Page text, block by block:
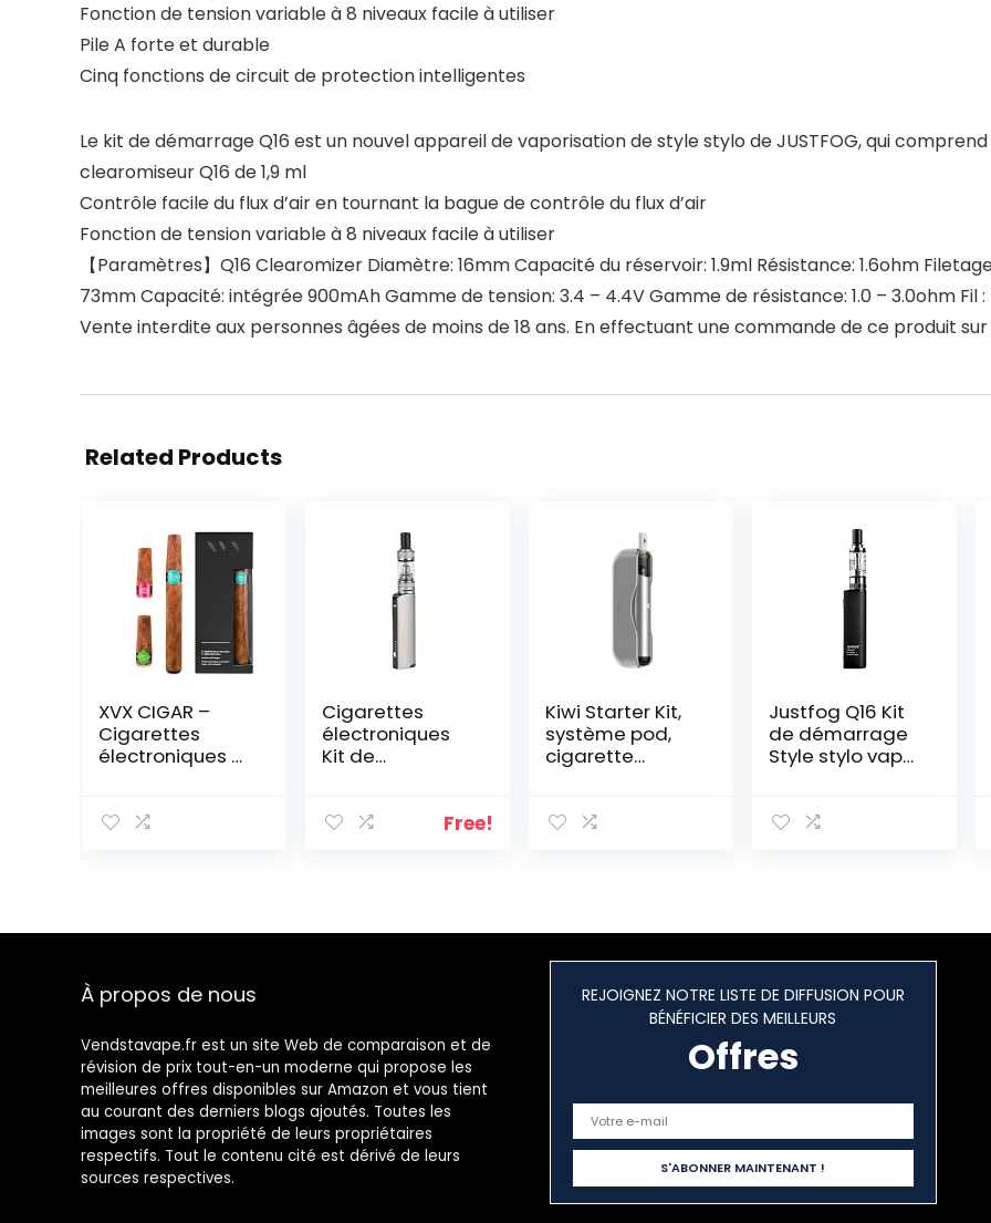
Fonction de tension variable à 8 niveaux facile à utiliser
Pile A forte et durable
Cinq fonctions de circuit de protection intelligentes
Le kit de démarrage Q16 est un nouvel appareil de vaporisation de style stylo de JUSTFOG, qui
clearomiseur Q16 de 1,9 ml
Contrôle facile du flux d’air en tournant la bague de contrôle du flux d’air
Fonction de tension variable à 8 niveaux facile à utiliser
【Paramètres】Q16 Clearomizer Diamètre: 16mm Capacité du réservoir: 1.9ml Résistance: 1.6ohm
73mm Capacité: intégrée 900mAh Gamme de tension: 3.4 – 4.4V Gamme de résistance: 1.0 – 3.0ohm Fil :
Vente interdite aux personnes âgées de moins de 18 ans. En effectuant une commande de ce produit
Related Products
XVX CIGAR –
Cigarettes
électroniques –
cartouches de
– 900 bouffées
Cigarettes
électroniques
Kit de
900mAh sansFree!
Kiwi Starter Kit,
système pod,
cigarette
mAh, 1,8 ml,
Justfog Q16 Kit
de démarrage
Style stylo vape
avec J-Easy 9
À propos de nous
Vendstavape.fr est un site Web de comparaison et de
révision de prix tout-en-un moderne qui propose les
meilleures offres disponibles sur Amazon et vous tient
au courant des derniers blogs ajoutés. Toutes les
images sont la propriété de leurs propriétaires
respectifs. Tout le contenu cité est dérivé de leurs
sources respectives.
REJOIGNEZ NOTRE LISTE DE DIFFUSION POUR
BÉNÉFICIER DES MEILLEURS
Offres